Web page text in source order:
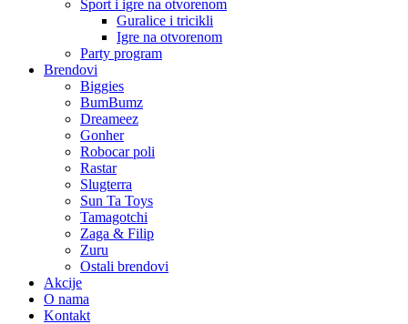
Sport i igre na otvorenom
Guralice i tricikli
Igre na otvorenom
Party program
Brendovi
Biggies
BumBumz
Dreameez
Gonher
Robocar poli
Rastar
Slugterra
Sun Ta Toys
Tamagotchi
Zaga & Filip
Zuru
Ostali brendovi
Akcije
O nama
Kontakt